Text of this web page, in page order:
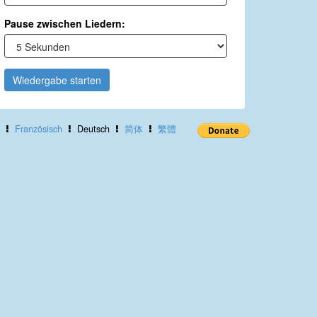
Pause zwischen Liedern:
Wiedergabe starten
Französisch Deutsch 简体 繁體